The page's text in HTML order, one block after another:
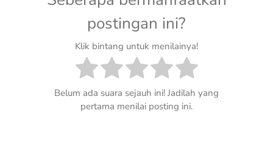
postingan ini?
Klik bintang untuk menilainya!
Belum ada suara sejauh ini! Jadilah yang
pertama menilai posting ini.